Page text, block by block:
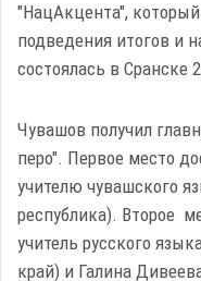
"НацАкцента",
подведения итогов и
состоялась в Сранске
Чувашов получил
перо". Первое место
учителю чувашского
республика). Второе
учитель русского
край) и Галина